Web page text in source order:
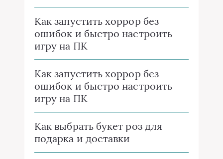
Как запустить хоррор без
ошибок и быстро настроить
игру на ПК
Как запустить хоррор без
ошибок и быстро настроить
игру на ПК
Как выбрать букет роз для
подарка и доставки